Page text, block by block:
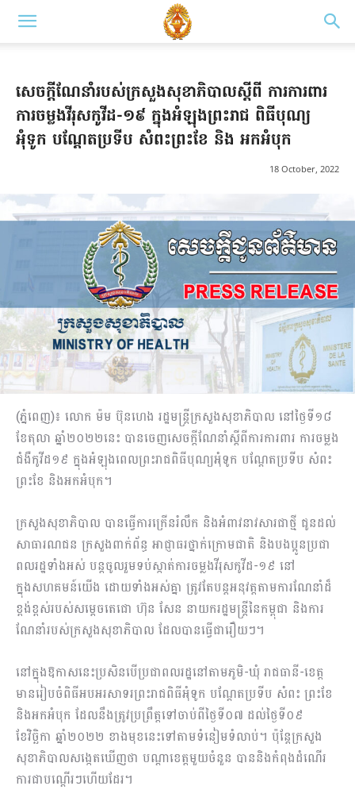
សេចក្តីណែនាំរបស់ក្រសួងសុខាភិបាលស្តីពី ការការពារ
ការចម្លងវីរុសកូវីដ-១៩ ក្នុងអំឡុងព្រះរាជ ពិធីបុណ្យ
អុំទូក បណ្តែតប្រទីប សំពះព្រះខែ និង អកអំបុក
18 October, 2022
(ភ្នំពេញ)៖ លោក ម៉ម ប៊ុនហេង រដ្ឋមន្ដ្រីក្រសួងសុខាភិបាល នៅថ្ងៃទី១៨
ខែតុលា ឆ្នាំ២០២២នេះ បានចេញសេចក្ដីណែនាំស្ដីពីការការពារ ការចម្លង
ជំងឺកូវីដ១៩ ក្នុងអំឡុងពេលព្រះរាជពិធីបុណ្យអុំទូក បណ្ដែតប្រទីប សំពះ
ព្រះខែ និងអកអំបុក។
ក្រសួងសុខាភិបាល បានធ្វើការក្រើនរំលឹក និងអំពាវនាវសារជាថ្មី ជូនដល់
សាធារណជន ក្រសួងពាក់ព័ន្ធ អាជ្ញាធរថ្នាក់ក្រោមជាតិ និងបងប្អូនប្រជា
ពលរដ្ឋទាំងអស់ បន្តចូលរួមទប់ស្កាត់ការចម្លងវីរុសកូវីដ-១៩ នៅ
ក្នុងសហគមន៍យើង ដោយទាំងអស់គ្នា ត្រូវតែបន្តអនុវត្តតាមការណែនាំដ៏
ខ្ពង់ខ្ពស់របស់សម្ដេចតេជោ ហ៊ុន សែន នាយករដ្ឋមន្ដ្រីនៃកម្ពុជា និងការ
ណែនាំរបស់ក្រសួងសុខាភិបាល ដែលបានធ្វើជារឿយៗ។
នៅក្នុងឱកាសនេះប្រសិនបើប្រជាពលរដ្ឋនៅតាមភូមិ-ឃុំ រាជធានី-ខេត្ត
មានរៀបចំពិធីអបអរសាទរព្រះរាជពិធីអុំទូក បណ្ដែតប្រទីប សំពះ ព្រះខែ
និងអកអំបុក ដែលនឹងត្រូវប្រព្រឹត្តទៅចាប់ពីថ្ងៃទី០៧ ដល់ថ្ងៃទី០៩
ខែវិច្ឆិកា ឆ្នាំ២០២២ ខាងមុខនេះទៅតាមទំនៀមទំលាប់។ ប៉ុន្តែក្រសួង
សុខាភិបាលសង្កេតឃើញថា បណ្តាខេត្តមួយចំនួន បាននិងកំពុងដំណើរ
ការជាបណ្តើរៗហើយដែរ។